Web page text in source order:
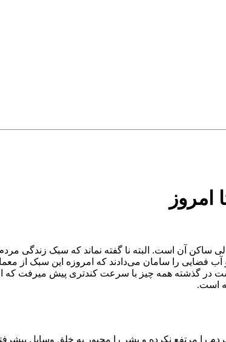
آن است. البته نا گفته نماند که سبک زندگی مردم
فضایی را سامان می‌دادند که امروزه این سبک از
در گذشته همه چیز با سرعت کندتری پیش میرفت که
است.
را مرتفع نکرده و بشر را مجبور به خلق وسایل